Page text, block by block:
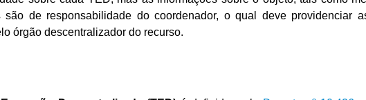
são de responsabilidade do coordenador, o qual deve providenciar
órgão descentralizador do recurso.